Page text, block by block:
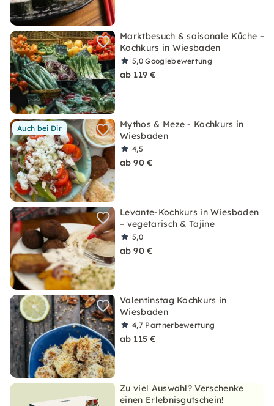
Marktbesuch & saisonale Küche –
Kochkurs in Wiesbaden
5,0Googlebewertung
ab 119 €
Auch bei Dir
Mythos & Meze - Kochkurs in
Wiesbaden
4,5
ab 90 €
Levante-Kochkurs in Wiesbaden
– vegetarisch & Tajine
5,0
ab 90 €
Valentinstag Kochkurs in
Wiesbaden
4,7 Partnerbewertung
ab 115 €
Zu viel Auswahl? Verschenke
einen Erlebnisgutschein!